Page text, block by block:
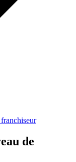
de